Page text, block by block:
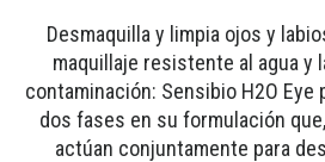
Desmaquilla y limpia ojos y
maquillaje resistente al agua y
contaminación: Sensibio H2O
dos fases en su formulación
actúan conjuntamente para